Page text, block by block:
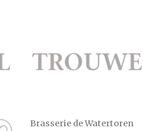
Brasserie de Watertoren